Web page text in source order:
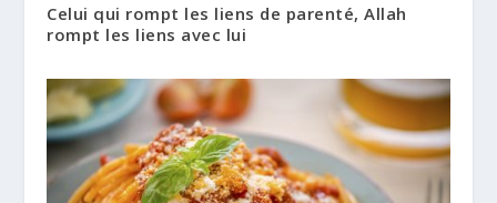
Celui qui rompt les liens de parenté, Allah
rompt les liens avec lui